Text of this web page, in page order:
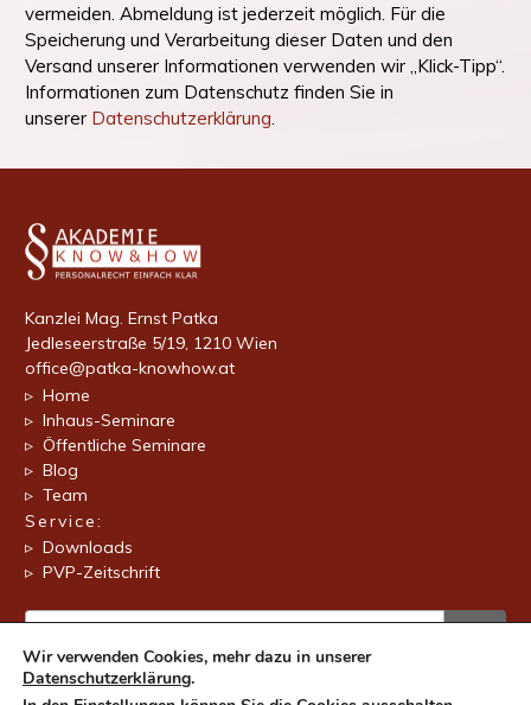
vermeiden. Abmeldung ist jederzeit möglich. Für die
Speicherung und Verarbeitung dieser Daten und den
Versand unserer Informationen verwenden wir „Klick-Tipp“.
Informationen zum Datenschutz finden Sie in
unserer Datenschutzerklärung
Kanzlei Mag. Ernst Patka
Jedleseerstraße 5/19, 1210 Wien
office@patka-knowhow.at
▹ Home
▹ Inhaus-Seminare
▹ Öffentliche Seminare
▹ Blog
▹ Team
Service:
▹ Downloads
▹ PVP-Zeitschrift
Wir verwenden Cookies, mehr dazu in unserer
Datenschutzerklärung.